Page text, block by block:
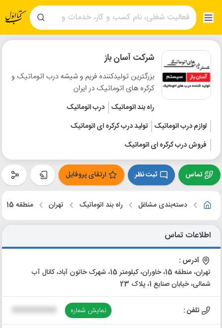
شرکت آسان باز
بزرگترین تولیدکننده فریم و شیشه درب اتوماتیک و
کرکره های اتوماتیک در ایران
راه بند اتوماتیک
درب اتوماتیک
لوازم درب اتوماتیک
تولید درب کرکره ای اتوماتیک
فروش درب کرکره ای اتوماتیک
تماس ثبت نظر ارتقای پروفایل
دسته‌بندی مشاغل راه بند اتوماتیک تهران منطقه 15
اطلاعات تماس
آدرس :
تهران، منطقه 15، خاوران، کیلومتر 15، شهرک خاتون آباد، کانال آب
شمالی، خیابان صنایع 1، پلاک 23
تلفن : نمایش شماره